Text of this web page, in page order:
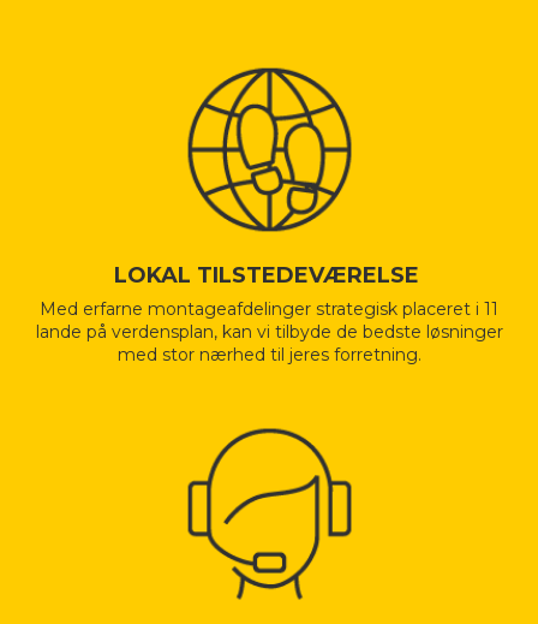
LOKAL TILSTEDEVÆRELSE
Med erfarne montageafdelinger strategisk placeret i 11
lande på verdensplan, kan vi tilbyde de bedste løsninger
med stor nærhed til jeres forretning.